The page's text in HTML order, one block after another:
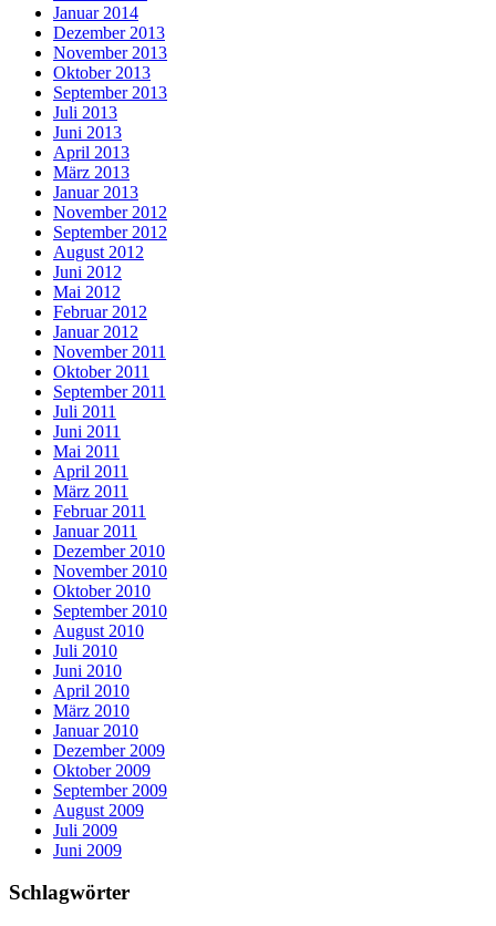
Januar 2014
Dezember 2013
November 2013
Oktober 2013
September 2013
Juli 2013
Juni 2013
April 2013
März 2013
Januar 2013
November 2012
September 2012
August 2012
Juni 2012
Mai 2012
Februar 2012
Januar 2012
November 2011
Oktober 2011
September 2011
Juli 2011
Juni 2011
Mai 2011
April 2011
März 2011
Februar 2011
Januar 2011
Dezember 2010
November 2010
Oktober 2010
September 2010
August 2010
Juli 2010
Juni 2010
April 2010
März 2010
Januar 2010
Dezember 2009
Oktober 2009
September 2009
August 2009
Juli 2009
Juni 2009
Schlagwörter